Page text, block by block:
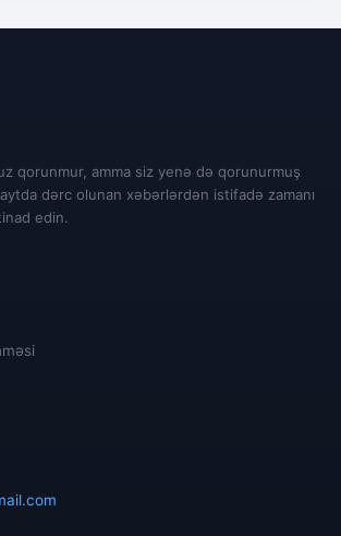
qorunmur, amma siz yenə də qorunurmuş
dərc olunan xəbərlərdən istifadə zamanı
edin.